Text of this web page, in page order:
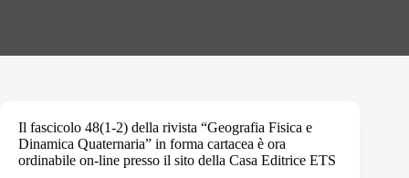
Il fascicolo 48(1-2) della rivista “Geografia Fisica e
Dinamica Quaternaria” in forma cartacea è ora
ordinabile on-line presso il sito della Casa Editrice ETS